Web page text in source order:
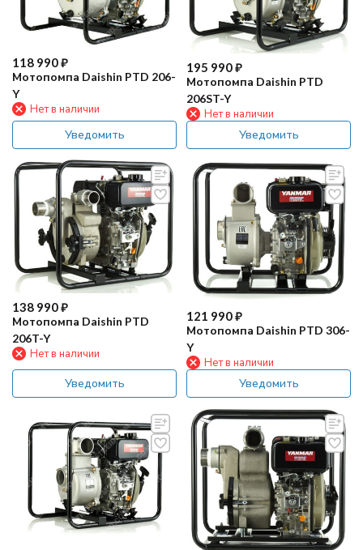
118 990₽
Мотопомпа Daishin PTD 206-
Y
Нет в наличии
Уведомить
195 990₽
Мотопомпа Daishin PTD
206ST-Y
Нет в наличии
Уведомить
138 990₽
Мотопомпа Daishin PTD
206T-Y
Нет в наличии
Уведомить
121 990₽
Мотопомпа Daishin PTD 306-
Y
Нет в наличии
Уведомить